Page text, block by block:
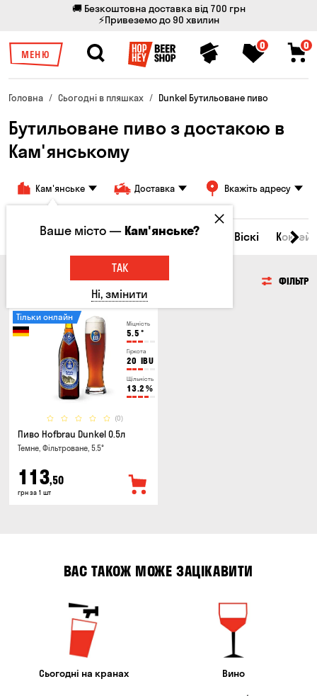
🚚 Безкоштовна доставка від 700 грн
⚡Привеземо до 90 хвилин
МЕНЮ
0 0
Головна Сьогодні в пляшках Dunkel Бутильоване пиво
Бутильоване пиво з достакою в
Кам'янському
Кам'янське Доставка Вкажіть адресу
Всі товари Пиво Сидр Вино Віскі
ФІЛЬТР
Міцність
5.5 °
Гіркота
20 IBU
Щільність
13.2 %
(0)
Тільки онлайн
Пиво Hofbrau Dunkel 0.5л
Темне, Фільтроване, 5.5°
113,50
грн за 1 шт
ВАС ТАКОЖ МОЖЕ ЗАЦІКАВИТИ
Сьогодні на кранах Вино
Ваше місто —Кам'янське?
ТАК
Ні, змінити